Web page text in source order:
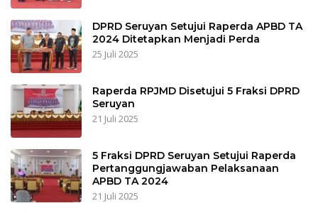
DPRD Seruyan Setujui Raperda APBD TA
2024 Ditetapkan Menjadi Perda
25 Juli 2025
Raperda RPJMD Disetujui 5 Fraksi DPRD
Seruyan
21 Juli 2025
5 Fraksi DPRD Seruyan Setujui Raperda
Pertanggungjawaban Pelaksanaan
APBD TA 2024
21 Juli 2025